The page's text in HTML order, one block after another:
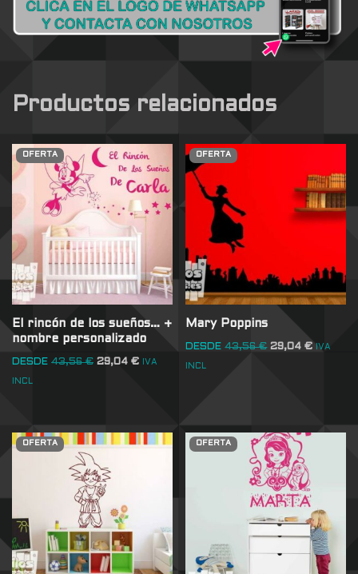
Productos relacionados
OFERTA
El rincón de los sueños… +
nombre personalizado
DESDE 43,56€ 29,04 € IVA
INCL
OFERTA
Mary Poppins
DESDE 43,56€ 29,04€ IVA
INCL
OFERTA OFERTA